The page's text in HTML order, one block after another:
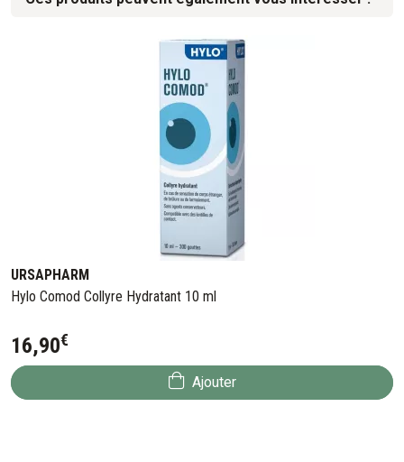
URSAPHARM
Hylo Comod Collyre Hydratant 10 ml
16,90€
Ajouter